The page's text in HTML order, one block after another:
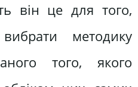
він це для того,
методику
того, якого